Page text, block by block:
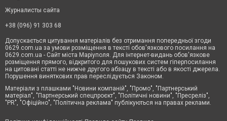
Журналисты сайта
+38 (096) 91 303 68
Допускається цитування матеріалів без отримання попередньої згоди
0629.com.ua за умови розміщення в тексті обов'язкового посилання на
0629.com.ua - Сайт міста Маріуполя. Для інтернет-видань обов'язкове
розміщення прямого, відкритого для пошукових систем гіперпосилання
на цитовані статті не нижче другого абзацу в тексті або в якості джерела.
Порушення виняткових прав переслідується Законом.
Матеріали з плашками "Новини компаній", "Промо", "Партнерський
матеріал", "Партнерський спецпроєкт", "Політичні новини", "Пресреліз",
"PR", "Офіційно", "Політична реклама" публікуються на правах реклами.